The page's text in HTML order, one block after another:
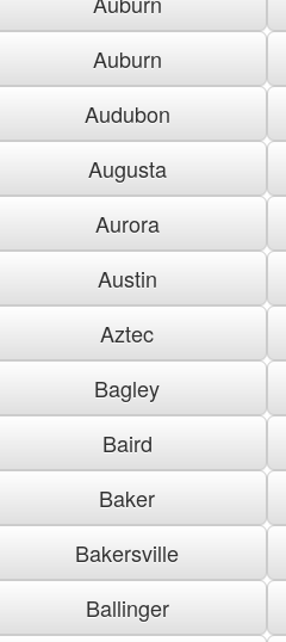
Auburn
Audubon
Augusta
Aurora
Austin
Aztec
Bagley
Baird
Baker
Bakersville
Ballinger